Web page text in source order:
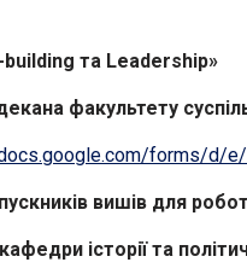
та Leadership»
факультету
forms/d/e/
вишів для
історії та